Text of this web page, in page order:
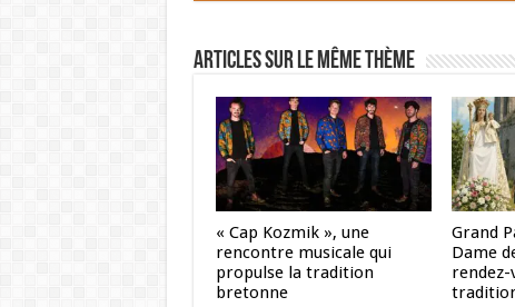
Articles sur le même thème
« Cap Kozmik », une
rencontre musicale qui
propulse la tradition
bretonne
Grand
Dame
rendez-